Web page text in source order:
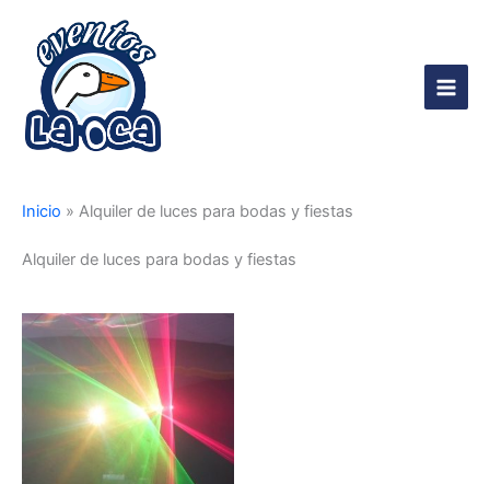
contenido
Main
Inicio » Alquiler de luces para bodas y fiestas
Alquiler de luces para bodas y fiestas